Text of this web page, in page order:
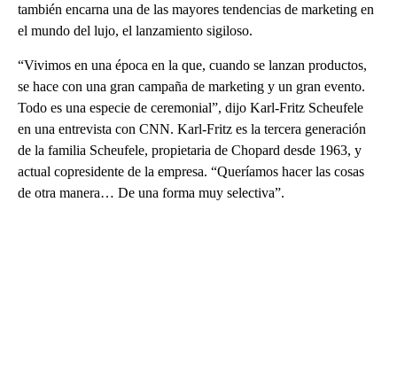
también encarna una de las mayores tendencias de marketing en
el mundo del lujo, el lanzamiento sigiloso.
“Vivimos en una época en la que, cuando se lanzan productos,
se hace con una gran campaña de marketing y un gran evento.
Todo es una especie de ceremonial”, dijo Karl-Fritz Scheufele
en una entrevista con CNN. Karl-Fritz es la tercera generación
de la familia Scheufele, propietaria de Chopard desde 1963, y
actual copresidente de la empresa. “Queríamos hacer las cosas
de otra manera… De una forma muy selectiva”.